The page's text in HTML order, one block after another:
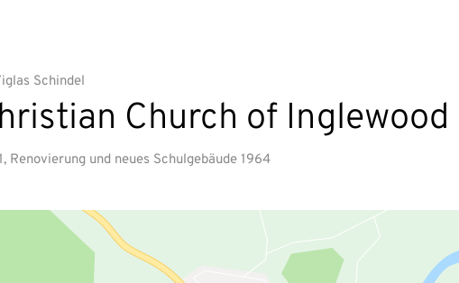
Schindel
Church of Inglewood
Renovierung und neues Schulgebäude 1964